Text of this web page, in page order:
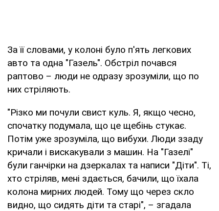
За її словами, у колоні було п'ять легкових
авто та одна "Газель". Обстріл почався
раптово – люди не одразу зрозуміли, що по
них стріляють.
"Різко ми почули свист куль. Я, якщо чесно,
спочатку подумала, що це щебінь стукає.
Потім уже зрозуміла, що вибухи. Люди ззаду
кричали і вискакували з машин. На "Газелі"
були ганчірки на дзеркалах та написи "Діти". Ті,
хто стріляв, мені здається, бачили, що їхала
колона мирних людей. Тому що через скло
видно, що сидять діти та старі", – згадала